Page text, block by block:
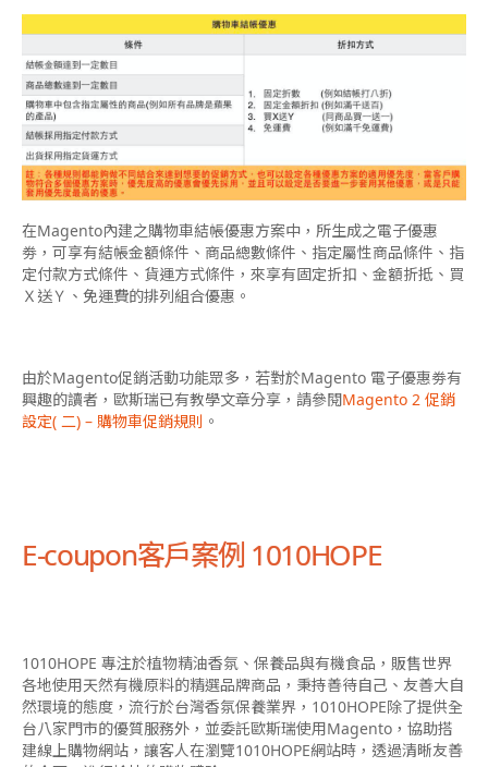
在Magento內建之購物車結帳優惠方案中，所生成之電子優惠
劵，可享有結帳金額條件、商品總數條件、指定屬性商品條件、指
定付款方式條件、貨運方式條件，來享有固定折扣、金額折抵、買
Ｘ送Ｙ、免運費的排列組合優惠。
由於Magento促銷活動功能眾多，若對於Magento 電子優惠劵有
興趣的讀者，歐斯瑞已有教學文章分享，請參閱Magento 2 促銷
設定( 二) – 購物車促銷規則 。
E-coupon客戶案例 1010HOPE
1010HOPE 專注於植物精油香氛、保養品與有機食品，販售世界
各地使用天然有機原料的精選品牌商品，秉持善待自己、友善大自
然環境的態度，流行於台灣香氛保養業界，1010HOPE除了提供全
台八家門市的優質服務外，並委託歐斯瑞使用Magento，協助搭
建線上購物網站，讓客人在瀏覽1010HOPE網站時，透過清晰友善